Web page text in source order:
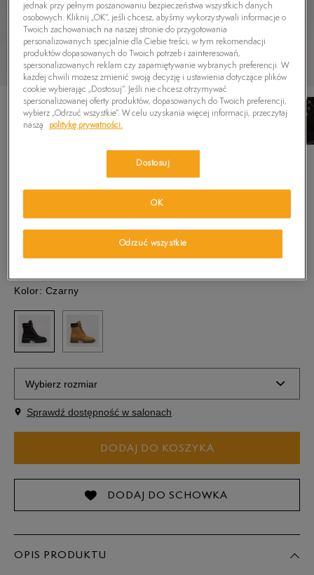
TIMBERLAND CORTINA VALLEY 6IN BT WP
5.0
(cena początkowa)
Kolor: Czarny
Wybierz rozmiar
Rozmiary EU
22,5 cm
23 cm Powiadom o dostępności
Sprawdź dostępność w salonach
DODAJ DO KOSZYKA
DODAJ DO SCHOWKA
OPIS PRODUKTU
jednak przy pełnym poszanowaniu bezpieczeństwa wszystkich danych
osobowych. Kliknij „OK”, jeśli chcesz, abyśmy wykorzystywali informacje o
Twoich zachowaniach na naszej stronie do przygotowania
personalizowanych specjalnie dla Ciebie treści, w tym rekomendacji
produktów dopasowanych do Twoich potrzeb i zainteresowań,
spersonalizowanych reklam czy zapamiętywanie wybranych preferencji. W
każdej chwili możesz zmienić swoją decyzję i ustawienia dotyczące plików
cookie wybierając „Dostosuj”. Jeśli nie chcesz otrzymywać
spersonalizowanej oferty produktów, dopasowanych do Twoich preferencji,
wybierz „Odrzuć wszystkie”. W celu uzyskania więcej informacji, przeczytaj
naszą
politykę prywatności.
Dostosuj
Odrzuć wszystkie
OK